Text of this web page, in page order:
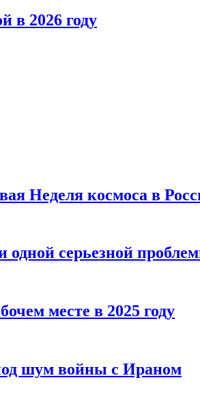
в 2026 году
Неделя космоса в
серьезной
месте в 2025 году
шум войны с Ираном